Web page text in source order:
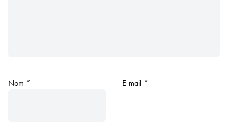
Nom * E-mail *